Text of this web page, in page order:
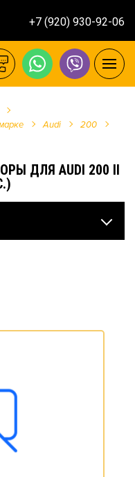
+7 (920) 930-92-06
Audi
200
ДЛЯ AUDI 200 II